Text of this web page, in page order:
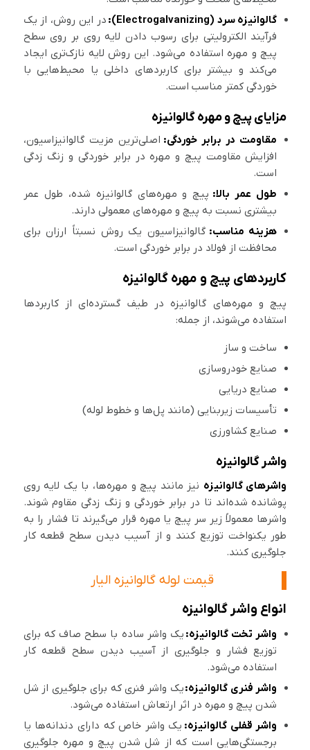
گالوانیزه سرد (Electrogalvanizing):
در این روش، از یک
فرآیند الکترولیتی برای رسوب دادن لایه روی بر روی سطح
پیچ و مهره استفاده می‌شود. این روش لایه نازک‌تری ایجاد
می‌کند و بیشتر برای کاربردهای داخلی یا محیط‌هایی با
خوردگی کمتر مناسب است.
مزایای پیچ و مهره گالوانیزه
مقاومت در برابر خوردگی: اصلی‌ترین مزیت گالوانیزاسیون،
افزایش مقاومت پیچ و مهره در برابر خوردگی و زنگ زدگی
است.
طول عمر بالا: پیچ و مهره‌های گالوانیزه شده، طول عمر
بیشتری نسبت به پیچ و مهره‌های معمولی دارند.
هزینه مناسب: گالوانیزاسیون یک روش نسبتاً ارزان برای
محافظت از فولاد در برابر خوردگی است.
کاربردهای پیچ و مهره گالوانیزه
پیچ و مهره‌های گالوانیزه در طیف گسترده‌ای از کاربردها
استفاده می‌شوند، از جمله:
ساخت و ساز
صنایع خودروسازی
صنایع دریایی
تأسیسات زیربنایی (مانند پل‌ها و خطوط لوله)
صنایع کشاورزی
واشر گالوانیزه
واشرهای گالوانیزه نیز مانند پیچ و مهره‌ها، با یک لایه روی
پوشانده شده‌اند تا در برابر خوردگی و زنگ زدگی مقاوم شوند.
واشرها معمولاً زیر سر پیچ یا مهره قرار می‌گیرند تا فشار را به
طور یکنواخت توزیع کنند و از آسیب دیدن سطح قطعه کار
جلوگیری کنند.
قیمت لوله گالوانیزه الیار
انواع واشر گالوانیزه
واشر تخت گالوانیزه: یک واشر ساده با سطح صاف که برای
توزیع فشار و جلوگیری از آسیب دیدن سطح قطعه کار
استفاده می‌شود.
واشر فنری گالوانیزه:یک واشر فنری که برای جلوگیری از شل
شدن پیچ و مهره در اثر ارتعاش استفاده می‌شود.
واشر قفلی گالوانیزه: یک واشر خاص که دارای دندانه‌ها یا
برجستگی‌هایی است که از شل شدن پیچ و مهره جلوگیری